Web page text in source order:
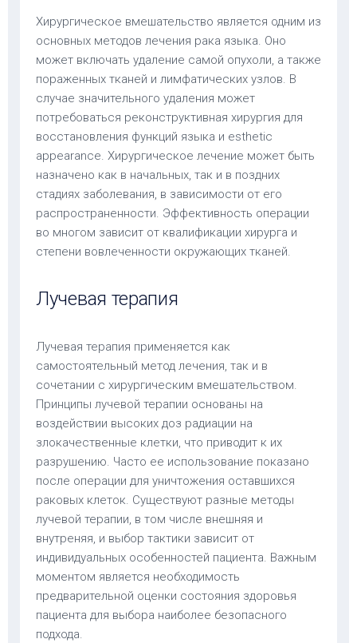
Хирургическое вмешательство является одним из
основных методов лечения рака языка. Оно
может включать удаление самой опухоли, а также
пораженных тканей и лимфатических узлов. В
случае значительного удаления может
потребоваться реконструктивная хирургия для
восстановления функций языка и esthetic
appearance. Хирургическое лечение может быть
назначено как в начальных, так и в поздних
стадиях заболевания, в зависимости от его
распространенности. Эффективность операции
во многом зависит от квалификации хирурга и
степени вовлеченности окружающих тканей.
Лучевая терапия
Лучевая терапия применяется как
самостоятельный метод лечения, так и в
сочетании с хирургическим вмешательством.
Принципы лучевой терапии основаны на
воздействии высоких доз радиации на
злокачественные клетки, что приводит к их
разрушению. Часто ее использование показано
после операции для уничтожения оставшихся
раковых клеток. Существуют разные методы
лучевой терапии, в том числе внешняя и
внутреняя, и выбор тактики зависит от
индивидуальных особенностей пациента. Важным
моментом является необходимость
предварительной оценки состояния здоровья
пациента для выбора наиболее безопасного
подхода.